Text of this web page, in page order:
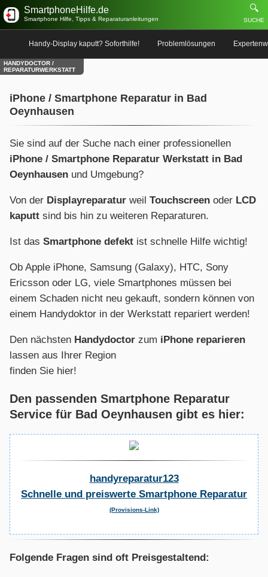
SmartphoneHilfe.de
Smartphone Hilfe, Tipps & Reparaturanleitungen
🔍
SUCHE
Handy-Display kaputt? Soforthilfe! Problemlösungen
HANDYDOCTOR /
REPARATURWERKSTATT
iPhone / Smartphone Reparatur in Bad
Oeynhausen
Sie sind auf der Suche nach einer professionellen
iPhone / Smartphone Reparatur Werkstatt in Bad
Oeynhausen und Umgebung?
Von der Displayreparatur weil Touchscreen oder LCD
kaputt sind bis hin zu weiteren Reparaturen.
Ist das Smartphone defekt ist schnelle Hilfe wichtig!
Ob Apple iPhone, Samsung (Galaxy), HTC, Sony
Ericsson oder LG, viele Smartphones müssen bei
einem Schaden nicht neu gekauft, sondern können von
einem Handydoktor in der Werkstatt repariert werden!
Den nächsten Handydoctor zum iPhone reparieren
lassen aus Ihrer Region
finden Sie hier!
Den passenden Smartphone Reparatur
Service für Bad Oeynhausen gibt es hier:
handyreparatur123
Schnelle und preiswerte Smartphone Reparatur
(Provisions-Link)
Folgende Fragen sind oft Preisgestaltend: